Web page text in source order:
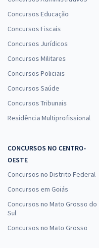
Concursos Educação
Concursos Fiscais
Concursos Jurídicos
Concursos Militares
Concursos Policiais
Concursos Saúde
Concursos Tribunais
Residência Multiprofissional
CONCURSOS NO CENTRO-
OESTE
Concursos no Distrito Federal
Concursos em Goiás
Concursos no Mato Grosso do
Sul
Concursos no Mato Grosso